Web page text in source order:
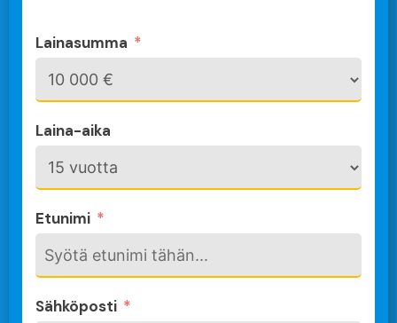
Lainasumma
Laina-aika
Etunimi
Sähköposti